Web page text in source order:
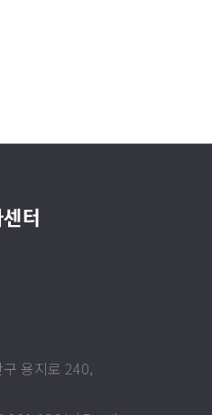
용지로 240,